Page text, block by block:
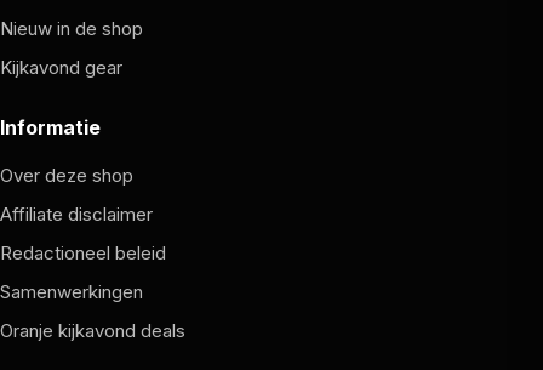
Nieuw in de shop
Kijkavond gear
Informatie
Over deze shop
Affiliate disclaimer
Redactioneel beleid
Samenwerkingen
Oranje kijkavond deals